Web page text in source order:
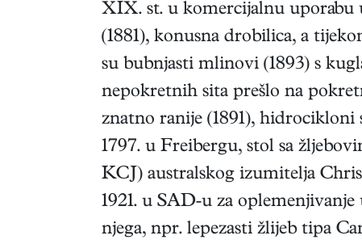
XIX. st. u komercijalnu uporabu
(1881), konusna drobilica, a
su bubnjasti mlinovi (1893) s
nepokretnih sita prešlo na
znatno ranije (1891),
1797. u Freibergu, stol sa
KCJ) australskog izumitelja
1921. u SAD-u za
njega, npr. lepezasti žlijeb tipa